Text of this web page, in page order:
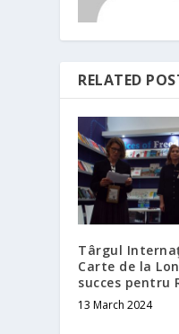
RELATED
Târgul
Carte de la
succes pentru
13 March 2024